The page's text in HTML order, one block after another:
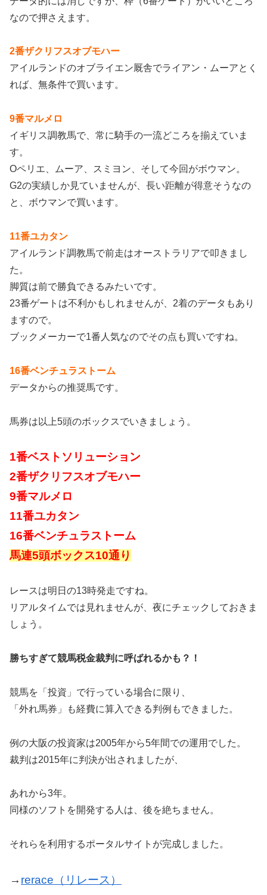
なので押さえます。
2番ザクリフスオブモハー
アイルランドのオブライエン厩舎でライアン・ムーアとく
れば、無条件で買います。
9番マルメロ
イギリス調教馬で、常に騎手の一流どころを揃えていま
す。
Oペリエ、ムーア、スミヨン、そして今回がボウマン。
G2の実績しか見ていませんが、長い距離が得意そうなの
と、ボウマンで買います。
11番ユカタン
アイルランド調教馬で前走はオーストラリアで叩きまし
た。
脚質は前で勝負できるみたいです。
23番ゲートは不利かもしれませんが、2着のデータもあり
ますので。
ブックメーカーで1番人気なのでその点も買いですね。
16番ベンチュラストーム
データからの推奨馬です。
馬券は以上5頭のボックスでいきましょう。
1番ベストソリューション
2番ザクリフスオブモハー
9番マルメロ
11番ユカタン
16番ベンチュラストーム
馬連5頭ボックス10通り
レースは明日の13時発走ですね。
リアルタイムでは見れませんが、夜にチェックしておきま
しょう。
勝ちすぎて競馬税金裁判に呼ばれるかも？！
競馬を「投資」で行っている場合に限り、
「外れ馬券」も経費に算入できる判例もできました。
例の大阪の投資家は2005年から5年間での運用でした。
裁判は2015年に判決が出されましたが、
あれから3年。
同様のソフトを開発する人は、後を絶ちません。
それらを利用するポータルサイトが完成しました。
→ rerace（リレース）